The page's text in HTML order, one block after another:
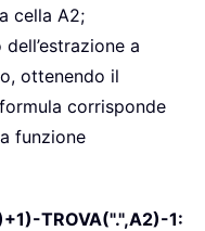
cella A2;
a
ottenendo il
corrisponde
funzione
TROVA(".",A2)-1: